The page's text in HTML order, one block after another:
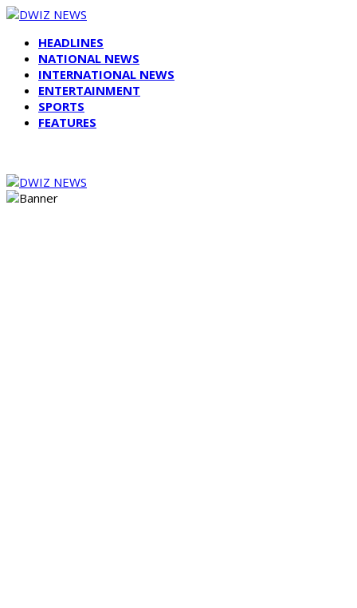
HEADLINES
NATIONAL NEWS
INTERNATIONAL NEWS
ENTERTAINMENT
SPORTS
FEATURES